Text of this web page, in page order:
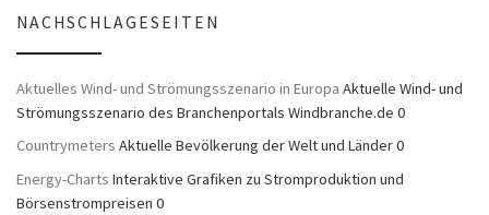
NACHSCHLAGESEITEN
Aktuelles Wind- und Strömungsszenario in Europa Aktuelle Wind- und
Strömungsszenario des Branchenportals Windbranche.de 0
Countrymeters Aktuelle Bevölkerung der Welt und Länder 0
Energy-Charts Interaktive Grafiken zu Stromproduktion und
Börsenstrompreisen 0